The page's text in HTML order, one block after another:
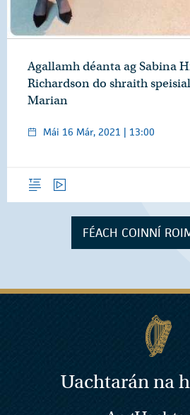
Agallamh déanta ag Sabina
Richardson do shraith
Marian
Mái 16 Már, 2021 | 13:00
FÉACH COINNÍ
Uachtarán nah